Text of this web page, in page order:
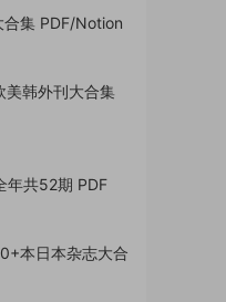
集 PDF/Notion
韩外刊大合集
年共52期 PDF
本日本杂志大合